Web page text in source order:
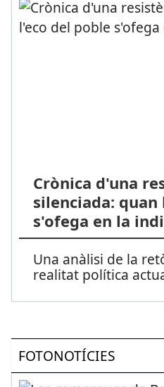
Crònica d'una
silenciada:
s'ofega en la
Una anàlisi de la
realitat política
FOTONOTÍCIES